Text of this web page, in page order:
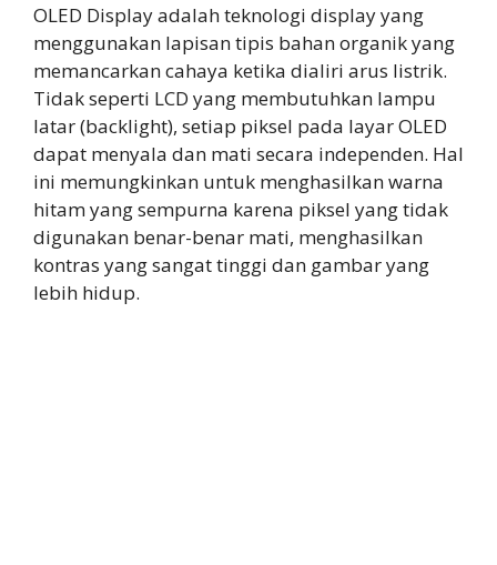
OLED Display adalah teknologi display yang
menggunakan lapisan tipis bahan organik yang
memancarkan cahaya ketika dialiri arus listrik.
Tidak seperti LCD yang membutuhkan lampu
latar (backlight), setiap piksel pada layar OLED
dapat menyala dan mati secara independen. Hal
ini memungkinkan untuk menghasilkan warna
hitam yang sempurna karena piksel yang tidak
digunakan benar-benar mati, menghasilkan
kontras yang sangat tinggi dan gambar yang
lebih hidup.